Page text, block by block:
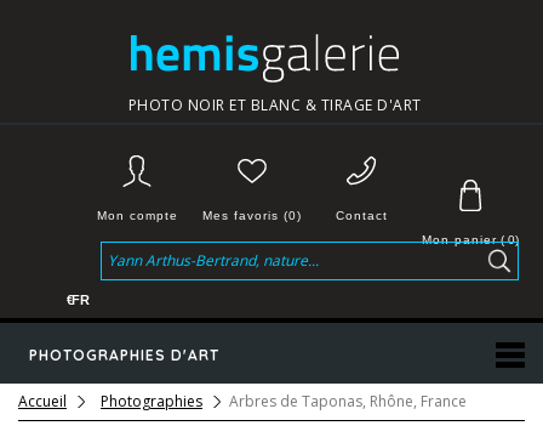
PHOTO NOIR ET BLANC & TIRAGE D'ART
Mon panier( 0)
Contact
Mes favoris (0)
Mon compte
PHOTOGRAPHIES D'ART
€FR
Accueil Photographies Arbres de Taponas, Rhône, France